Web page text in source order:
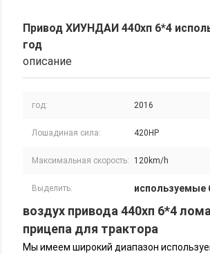
Привод ХИУНДАИ 440хп 6*4
год
описание
год: 2016
Лошадиная сила: 420HP
Максимальная скорость: 120km/h
Выделить: используемые
воздух привода 440хп 6*4
прицепа для трактора
Мы имеем широкий диапазон